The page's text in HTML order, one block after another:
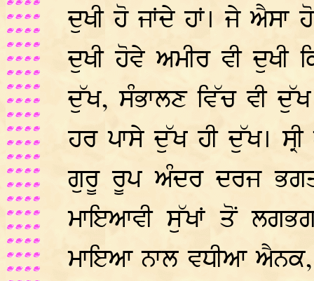
ਦੁਖੀ ਹੋ ਜਾਂਦੇ ਹਾਂ। ਜੇ ਐਸਾ
ਦੁਖੀ ਹੋਵੇ ਅਮੀਰ ਵੀ ਦੁਖੀ
ਦੁੱਖ, ਸੰਭਾਲਣ ਵਿੱਚ ਵੀ
ਹਰ ਪਾਸੇ ਦੁੱਖ ਹੀ ਦੁੱਖ। ਸ੍ਰੀ
ਗੁਰੂ ਰੂਪ ਅੰਦਰ ਦਰਜ ਭਗਤ
ਮਾਇਆਵੀ ਸੁੱਖਾਂ ਤੋਂ
ਮਾਇਆ ਨਾਲ ਵਧੀਆ ਐਨਕ,